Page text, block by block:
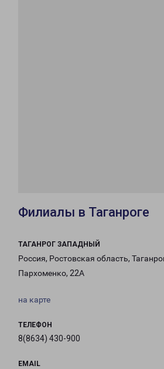
Филиалы в Таганроге
ТАГАНРОГ ЗАПАДНЫЙ
Россия, Ростовская область,
Пархоменко, 22А
на карте
ТЕЛЕФОН
8(8634) 430-900
EMAIL